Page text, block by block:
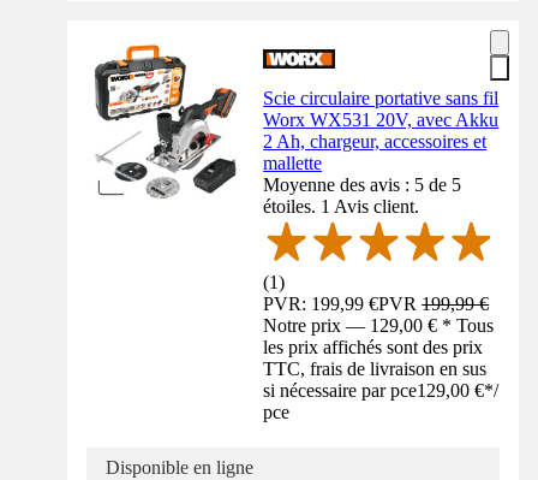
Scie circulaire portative sans fil
Worx WX531 20V, avec Akku
2 Ah, chargeur, accessoires et
mallette
Moyenne des avis : 5 de 5
étoiles. 1 Avis client.
(1)
PVR: 199,99 €PVR199,99 €
Notre prix — 129,00 € * Tous
les prix affichés sont des prix
TTC, frais de livraison en sus
si nécessaire par pce129,00 €*/
pce
Disponible en ligne